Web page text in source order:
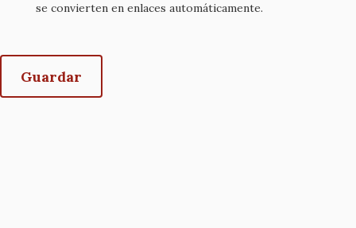
se convierten en enlaces automáticamente.